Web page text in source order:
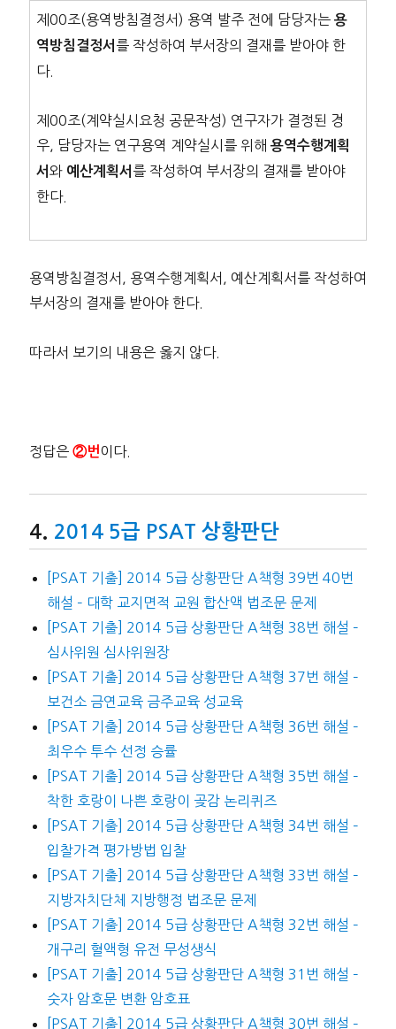
제00조(용역방침결정서) 용역 발주 전에 담당자는 용
역방침결정서 를 작성하여 부서장의 결재를 받아야 한
다.
제00조(계약실시요청 공문작성) 연구자가 결정된 경
우, 담당자는 연구용역 계약실시를 위해 용역수행계획
서 와 예산계획서 를 작성하여 부서장의 결재를 받아야
한다.
용역방침결정서, 용역수행계획서, 예산계획서를 작성하여
부서장의 결재를 받아야 한다.
따라서 보기의 내용은 옳지 않다.
정답은②번 이다.
2014 5급 PSAT 상황판단
[PSAT 기출] 2014 5급 상황판단 A책형 39번 40번
해설 – 대학 교지면적 교원 합산액 법조문 문제
[PSAT 기출] 2014 5급 상황판단 A책형 38번 해설 –
심사위원 심사위원장
[PSAT 기출] 2014 5급 상황판단 A책형 37번 해설 –
보건소 금연교육 금주교육 성교육
[PSAT 기출] 2014 5급 상황판단 A책형 36번 해설 –
최우수 투수 선정 승률
[PSAT 기출] 2014 5급 상황판단 A책형 35번 해설 –
착한 호랑이 나쁜 호랑이 곶감 논리퀴즈
[PSAT 기출] 2014 5급 상황판단 A책형 34번 해설 –
입찰가격 평가방법 입찰
[PSAT 기출] 2014 5급 상황판단 A책형 33번 해설 –
지방자치단체 지방행정 법조문 문제
[PSAT 기출] 2014 5급 상황판단 A책형 32번 해설 –
개구리 혈액형 유전 무성생식
[PSAT 기출] 2014 5급 상황판단 A책형 31번 해설 –
숫자 암호문 변환 암호표
[PSAT 기출] 2014 5급 상황판단 A책형 30번 해설 –